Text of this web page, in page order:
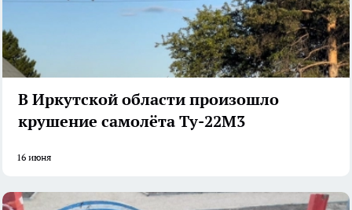
В Иркутской области произошло
крушение самолёта Ту-22М3
16 июня